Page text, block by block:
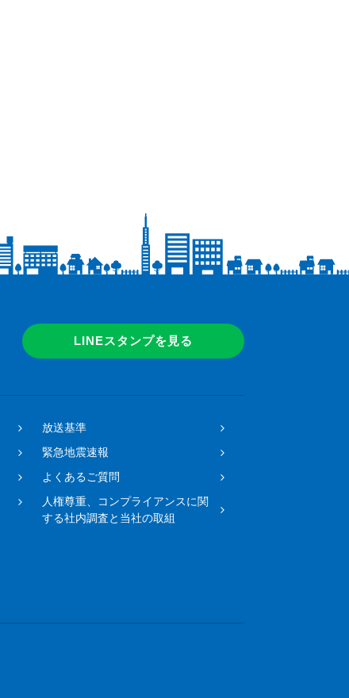
LINEスタンプを見る
放送基準
緊急地震速報
よくあるご質問
人権尊重、コンプライアンスに関
する社内調査と当社の取組